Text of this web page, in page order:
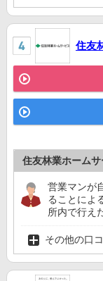
住友
住友林業ホーム
営業マンが
ることによ
所内で行え
その他の口